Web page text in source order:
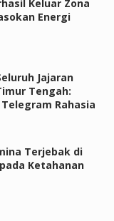
Keluar Zona
Energi
Jajaran
Tengah:
Rahasia
Terjebak di
Ketahanan